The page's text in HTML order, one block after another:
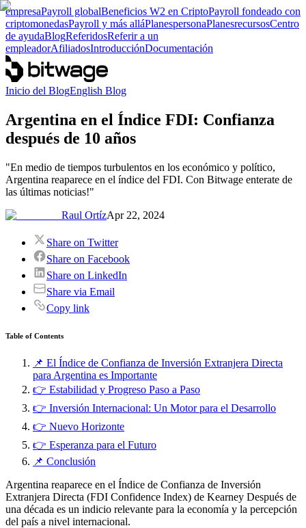
empresaPayroll globalBeneficios W2 en CriptoPayroll fondeado con
criptomonedasPayroll y más alláPlanespersonaPlanesrecursosCentro
de ayudaBlogReferidosReferir a un
empleadorAfiliadosIntroducciónDocumentación
Inicio del BlogEnglish Blog
Argentina en el Índice FDI: Confianza
después de 10 años
"En medio de tiempos turbulentos en los económico y político,
Argentina reaparece en el índice del FDI. Con Bitwage enterate de
las últimas noticias!"
Raul OrtízApr 22, 2024
Share on Twitter
Share on Facebook
Share on LinkedIn
Share via Email
Copy link
Table of Contents
📌 El Índice de Confianza de Inversión Extranjera Directa
para Argentina es Importante
👉 Estabilidad y Progreso Paso a Paso
👉 Inversión Internacional: Un Motor para el Desarrollo
👉 Nuevo Horizonte
👉 Esperanza para el Futuro
📌 Conclusión
Argentina reaparece en el Índice de Confianza de Inversión
Extranjera Directa (FDI Confidence Index) de Kearney Después de
una década es un indicio relevante para la economía y la percepción
del país a nivel internacional.